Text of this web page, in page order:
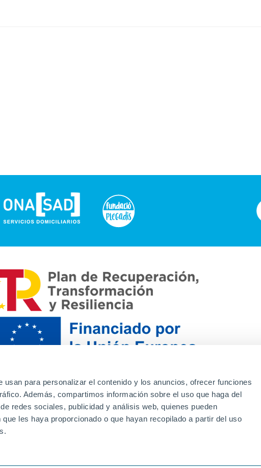
usan para personalizar el contenido y los anuncios, ofrecer funciones
Además, compartimos información sobre el uso que haga del
redes sociales, publicidad y análisis web, quienes pueden
les haya proporcionado o que hayan recopilado a partir del uso
Canal de denuncias Envia tu CV
Proveedores
Legal